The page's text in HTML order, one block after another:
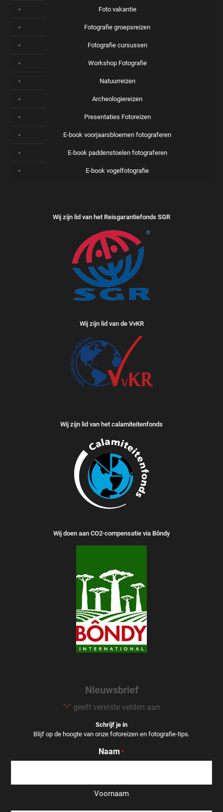
Foto vakantie
Fotografie groepsreizen
Fotografie cursussen
Workshop Fotografie
Natuurreizen
Archeologiereizen
Presentaties Fotoreizen
E-book voorjaarsbloemen fotograferen
E-book paddenstoelen fotograferen
E-book vogelfotografie
Wij zijn lid van het Reisgarantiefonds SGR
Wij zijn lid van de VvKR
Wij zijn lid van het calamiteitenfonds
Wij doen aan CO2-compensatie via Bôndy
Nieuwsbrief
"*" geeft vereiste velden aan
Schrijf je in
Blijf op de hoogte van onze fotoreizen en fotografie-tips.
Naam *
Voornaam